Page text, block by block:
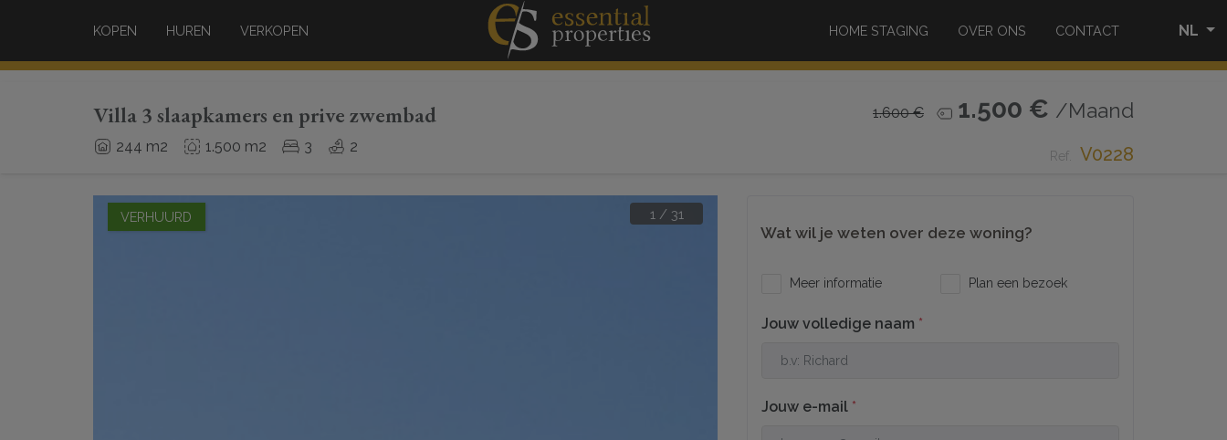
KOPEN HUREN VERKOPEN HOME STAGING OVER ONS CONTACT NL
Villa 3 slaapkamers en prive zwembad 1.600 € 1.500 € /Maand
244 m2 1.500 m2 3 2
Ref. V0228
VERHUURD 1/ 31
Wat wil je weten over deze woning?
Meer informatie Plan een bezoek
Jouw volledige naam *
Jouw e-mail *